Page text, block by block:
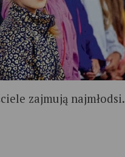
zajmują najmłodsi.